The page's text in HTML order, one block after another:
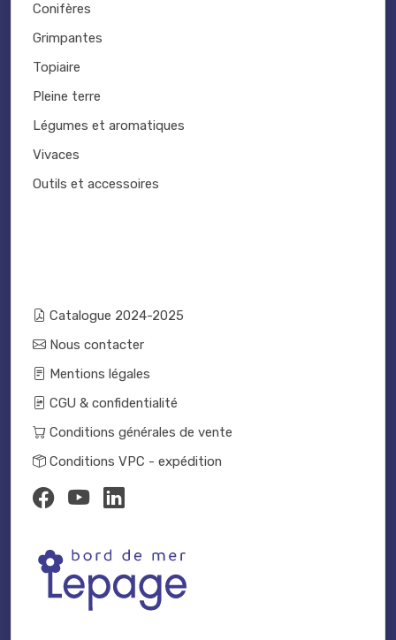
Conifères
Grimpantes
Topiaire
Pleine terre
Légumes et aromatiques
Vivaces
Outils et accessoires
Catalogue 2024-2025
Nous contacter
Mentions légales
CGU & confidentialité
Conditions générales de vente
Conditions VPC - expédition